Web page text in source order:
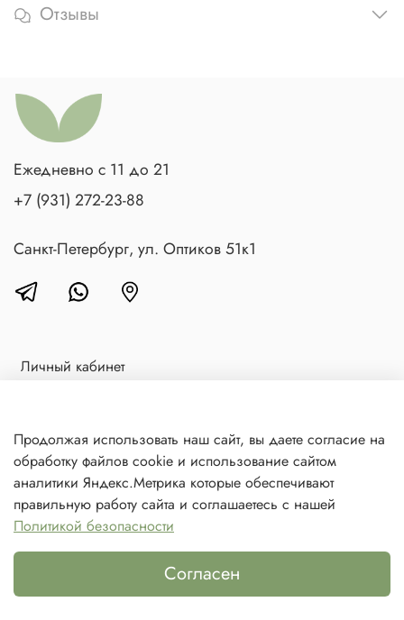
Отзывы
Личный кабинет
Блог
Контакты
Политика в отношении обработки персональных данных
Ежедневно с 11 до 21
+7 (931) 272-23-88
Санкт-Петербург, ул. Оптиков 51к1
Продолжая использовать наш сайт, вы даете согласие на
обработку файлов cookie и использование сайтом
аналитики Яндекс.Метрика которые обеспечивают
правильную работу сайта и соглашаетесь с нашей
Политикой безопасности
Согласен